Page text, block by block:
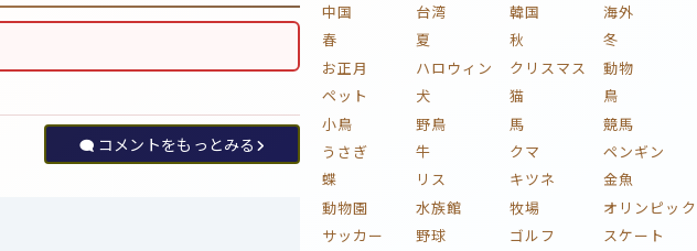
コメントをもっとみる
中国
台湾 韓国
海外
春
夏 秋
冬
お正月
ハロウィン クリスマス
動物
ペット
犬 猫
鳥
小鳥
野鳥 馬
競馬
うさぎ
牛 クマ
ペンギン
蝶
リス キツネ
金魚
動物園
水族館 牧場
オリンピック
サッカー
野球 ゴルフ
スケート